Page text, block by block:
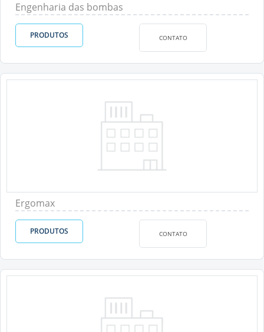
Engenharia das bombas
PRODUTOS CONTATO
Ergomax
PRODUTOS CONTATO